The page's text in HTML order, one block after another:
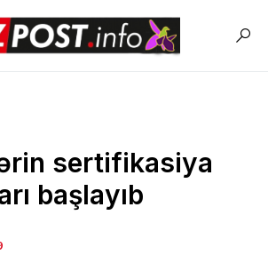
sertifikasiya
başlayıb